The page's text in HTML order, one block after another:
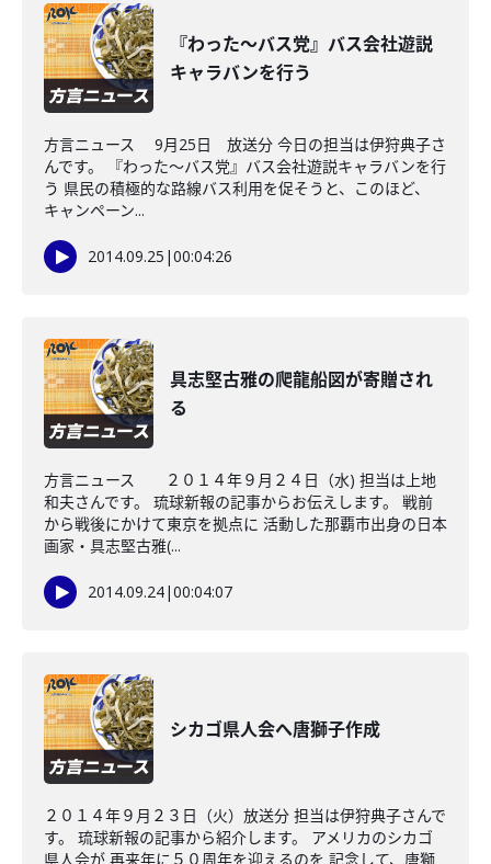
『わった～バス党』バス会社遊説
キャラバンを行う
方言ニュース 9月25日 放送分 今日の担当は伊狩典子さ
んです。 『わった～バス党』バス会社遊説キャラバンを行
う 県民の積極的な路線バス利用を促そうと、このほど、
キャンペーン...
2014.09.25 |00:04:26
具志堅古雅の爬龍船図が寄贈され
る
方言ニュース ２０１４年９月２４日（水) 担当は上地
和夫さんです。 琉球新報の記事からお伝えします。 戦前
から戦後にかけて東京を拠点に 活動した那覇市出身の日本
画家・具志堅古雅(...
2014.09.24|00:04:07
シカゴ県人会へ唐獅子作成
２０１４年９月２３日（火）放送分 担当は伊狩典子さんで
す。 琉球新報の記事から紹介します。 アメリカのシカゴ
県人会が 再来年に５０周年を迎えるのを 記念して、唐獅